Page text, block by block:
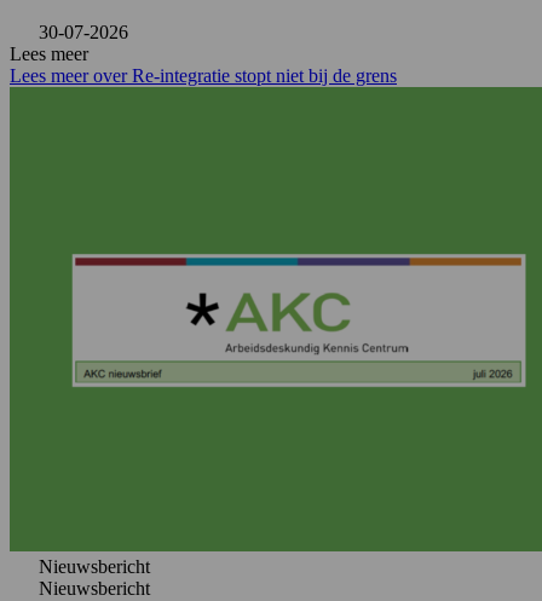
30-07-2026
Lees meer
Lees meer over Re-integratie stopt niet bij de grens
Nieuwsbericht
Nieuwsbericht